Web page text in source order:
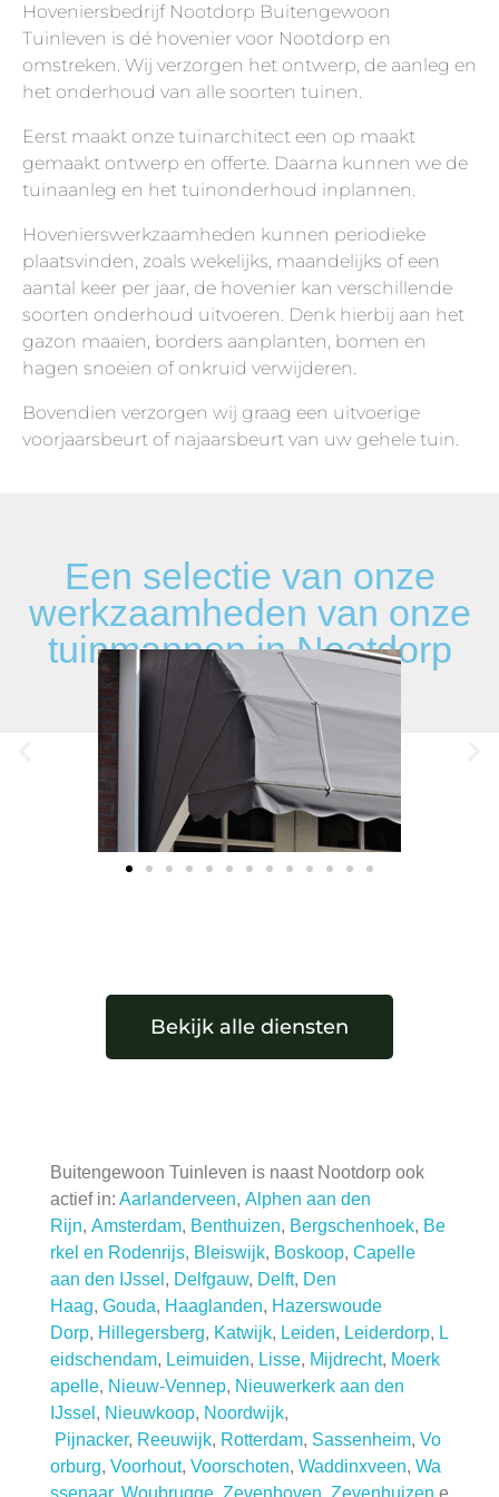
Tuinman Zoetermeer
Hoveniersbedrijf Nootdorp Buitengewoon
Tuinleven is dé hovenier voor Nootdorp en
omstreken. Wij verzorgen het ontwerp, de aanleg en
het onderhoud van alle soorten tuinen.
Eerst maakt onze tuinarchitect een op maakt
gemaakt ontwerp en offerte. Daarna kunnen we de
tuinaanleg en het tuinonderhoud inplannen.
Hovenierswerkzaamheden kunnen periodieke
plaatsvinden, zoals wekelijks, maandelijks of een
aantal keer per jaar, de hovenier kan verschillende
soorten onderhoud uitvoeren. Denk hierbij aan het
gazon maaien, borders aanplanten, bomen en
hagen snoeien of onkruid verwijderen.
Bovendien verzorgen wij graag een uitvoerige
voorjaarsbeurt of najaarsbeurt van uw gehele tuin.
Een selectie van onze
werkzaamheden van onze
tuinmannen in Nootdorp
Bekijk alle diensten
Buitengewoon Tuinleven is naast Nootdorp ook
actief in: Aarlanderveen, Alphen aan den
Rijn, Amsterdam, Benthuizen, Bergschenhoek, Be
rkel en Rodenrijs, Bleiswijk, Boskoop, Capelle
aan den IJssel , Delfgauw, Delft, Den
Haag, Gouda, Haaglanden, Hazerswoude
Dorp, Hillegersberg, Katwijk, Leiden, Leiderdorp, L
eidschendam, Leimuiden, Lisse, Mijdrecht, Moerk
apelle, Nieuw-Vennep, Nieuwerkerk aan den
IJssel , Nieuwkoop, Noordwijk,
Pijnacker, Reeuwijk, Rotterdam, Sassenheim, Vo
orburg, Voorhout, Voorschoten, Waddinxveen, Wa